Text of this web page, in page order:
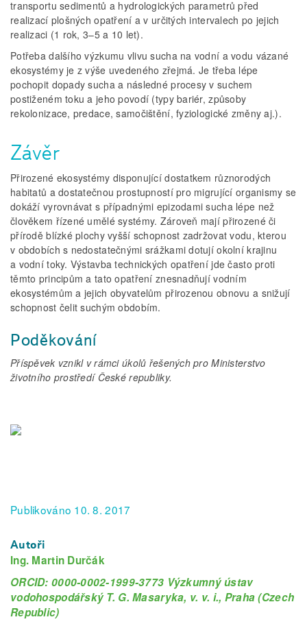
transportu sedimentů a hydrologických parametrů před
realizací plošných opatření a v určitých intervalech po jejich
realizaci (1 rok, 3–5 a 10 let).
Potřeba dalšího výzkumu vlivu sucha na vodní a vodu vázané
ekosystémy je z výše uvedeného zřejmá. Je třeba lépe
pochopit dopady sucha a následné procesy v suchem
postiženém toku a jeho povodí (typy bariér, způsoby
rekolonizace, predace, samočištění, fyziologické změny aj.).
Závěr
Přirozené ekosystémy disponující dostatkem různorodých
habitatů a dostatečnou prostupností pro migrující organismy se
dokáží vyrovnávat s případnými epizodami sucha lépe než
člověkem řízené umělé systémy. Zároveň mají přirozené či
přírodě blízké plochy vyšší schopnost zadržovat vodu, kterou
v obdobích s nedostatečnými srážkami dotují okolní krajinu
a vodní toky. Výstavba technických opatření jde často proti
těmto principům a tato opatření znesnadňují vodním
ekosystémům a jejich obyvatelům přirozenou obnovu a snižují
schopnost čelit suchým obdobím.
Poděkování
Příspěvek vznikl v rámci úkolů řešených pro Ministerstvo
životního prostředí České republiky.
Publikováno 10. 8. 2017
Autoři
Ing. Martin Durčák
ORCID: 0000-0002-1999-3773 Výzkumný ústav
vodohospodářský T. G. Masaryka, v. v. i., Praha (Czech
Republic)